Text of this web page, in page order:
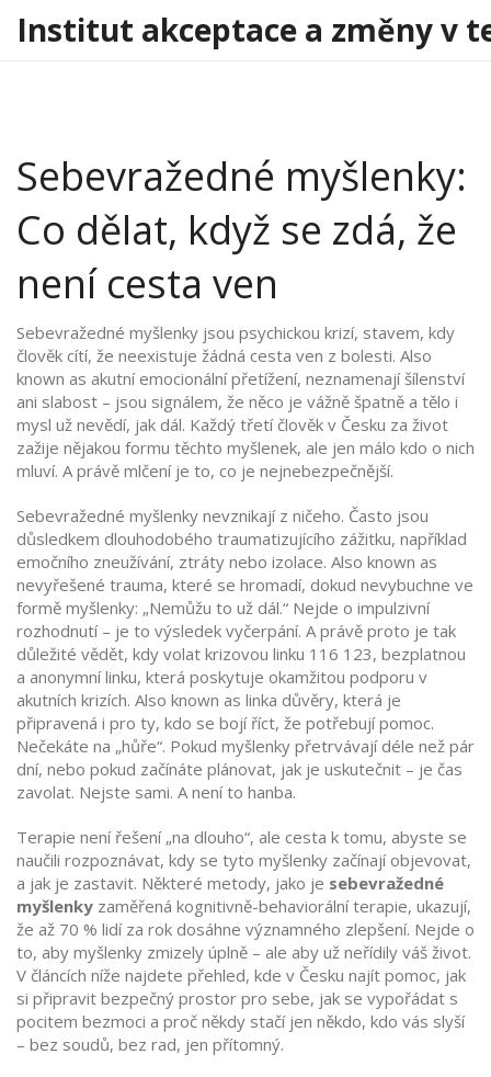
Institut akceptace a změny v
Sebevražedné myšlenky:
Co dělat, když se zdá, že
není cesta ven
Sebevražedné myšlenky jsou psychickou krizí, stavem, kdy
člověk cítí, že neexistuje žádná cesta ven z bolesti. Also
known as akutní emocionální přetížení, neznamenají šílenství
ani slabost – jsou signálem, že něco je vážně špatně a tělo i
mysl už nevědí, jak dál. Každý třetí člověk v Česku za život
zažije nějakou formu těchto myšlenek, ale jen málo kdo o nich
mluví. A právě mlčení je to, co je nejnebezpečnější.
Sebevražedné myšlenky nevznikají z ničeho. Často jsou
důsledkem dlouhodobého traumatizujícího zážitku, například
emočního zneužívání, ztráty nebo izolace. Also known as
nevyřešené trauma, které se hromadí, dokud nevybuchne ve
formě myšlenky: „Nemůžu to už dál.“ Nejde o impulzivní
rozhodnutí – je to výsledek vyčerpání. A právě proto je tak
důležité vědět, kdy volat krizovou linku 116 123, bezplatnou
a anonymní linku, která poskytuje okamžitou podporu v
akutních krizích. Also known as linka důvěry, která je
připravená i pro ty, kdo se bojí říct, že potřebují pomoc.
Nečekáte na „hůře“. Pokud myšlenky přetrvávají déle než pár
dní, nebo pokud začínáte plánovat, jak je uskutečnit – je čas
zavolat. Nejste sami. A není to hanba.
Terapie není řešení „na dlouho“, ale cesta k tomu, abyste se
naučili rozpoznávat, kdy se tyto myšlenky začínají objevovat,
a jak je zastavit. Některé metody, jako je sebevražedné
myšlenky zaměřená kognitivně-behaviorální terapie, ukazují,
že až 70 % lidí za rok dosáhne významného zlepšení. Nejde o
to, aby myšlenky zmizely úplně – ale aby už neřídily váš život.
V článcích níže najdete přehled, kde v Česku najít pomoc, jak
si připravit bezpečný prostor pro sebe, jak se vypořádat s
pocitem bezmoci a proč někdy stačí jen někdo, kdo vás slyší
– bez soudů, bez rad, jen přítomný.